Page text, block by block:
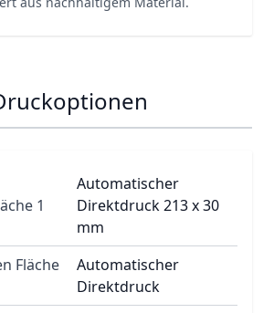
1
Automatischer
Direktdruck 213 x 30
mm
Fläche
Automatischer
Direktdruck